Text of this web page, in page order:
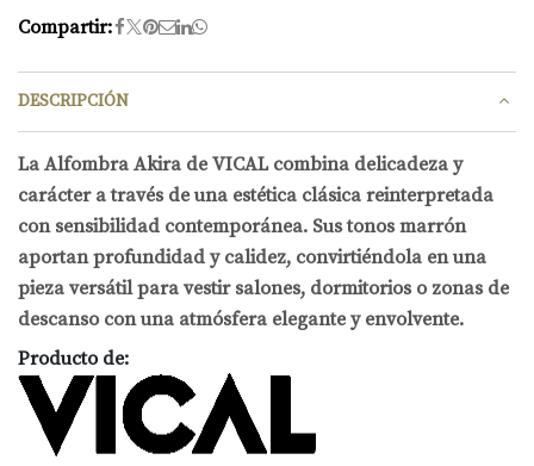
Compartir:
DESCRIPCIÓN
La Alfombra Akira de VICAL combina delicadeza y
carácter a través de una estética clásica reinterpretada
con sensibilidad contemporánea. Sus tonos marrón
aportan profundidad y calidez, convirtiéndola en una
pieza versátil para vestir salones, dormitorios o zonas de
descanso con una atmósfera elegante y envolvente.
Producto de: